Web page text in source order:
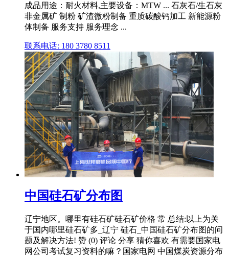
成品用途：耐火材料,主要设备：MTW ... 石灰石/生石灰
非金属矿 制粉 矿渣微粉制备 重质碳酸钙加工 新能源粉
体制备 服务支持 服务理念 ...
联系电话: 180 3780 8511
中国硅石矿分布图
辽宁地区。哪里有硅石矿硅石矿价格 常 总结:以上为关
于国内哪里硅石矿多_辽宁 硅石_中国硅石矿分布图的问
题及解决方法! 赞 (0) 评论 分享 猜你喜欢 有需要国家电
网公司考试复习资料的嘛？国家电网 中国煤炭资源分布